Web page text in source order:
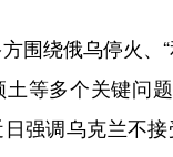
河南 湖北
广西 海南
贵州 云南
绕俄乌停火、“
土等多个关键问
强调乌克兰不接